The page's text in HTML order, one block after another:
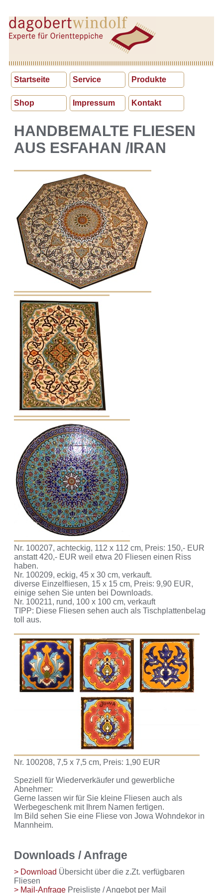
Startseite Service Produkte
Shop Impressum Kontakt
HANDBEMALTE FLIESEN
AUS ESFAHAN /IRAN
Nr. 100207, achteckig, 112 x 112 cm, Preis: 150,- EUR
anstatt 420,- EUR weil etwa 20 Fliesen einen Riss
haben.
Nr. 100209, eckig, 45 x 30 cm, verkauft.
diverse Einzelfliesen, 15 x 15 cm, Preis: 9,90 EUR,
einige sehen Sie unten bei Downloads.
Nr. 100211, rund, 100 x 100 cm, verkauft
TIPP: Diese Fliesen sehen auch als Tischplattenbelag
toll aus.
Nr. 100208, 7,5 x 7,5 cm, Preis: 1,90 EUR
Speziell für Wiederverkäufer und gewerbliche
Abnehmer:
Gerne lassen wir für Sie kleine Fliesen auch als
Werbegeschenk mit Ihrem Namen fertigen.
Im Bild sehen Sie eine Fliese von Jowa Wohndekor in
Mannheim.
Downloads / Anfrage
> Download Übersicht über die z.Zt. verfügbaren
Fliesen
> Mail-Anfrage Preisliste / Angebot per Mail